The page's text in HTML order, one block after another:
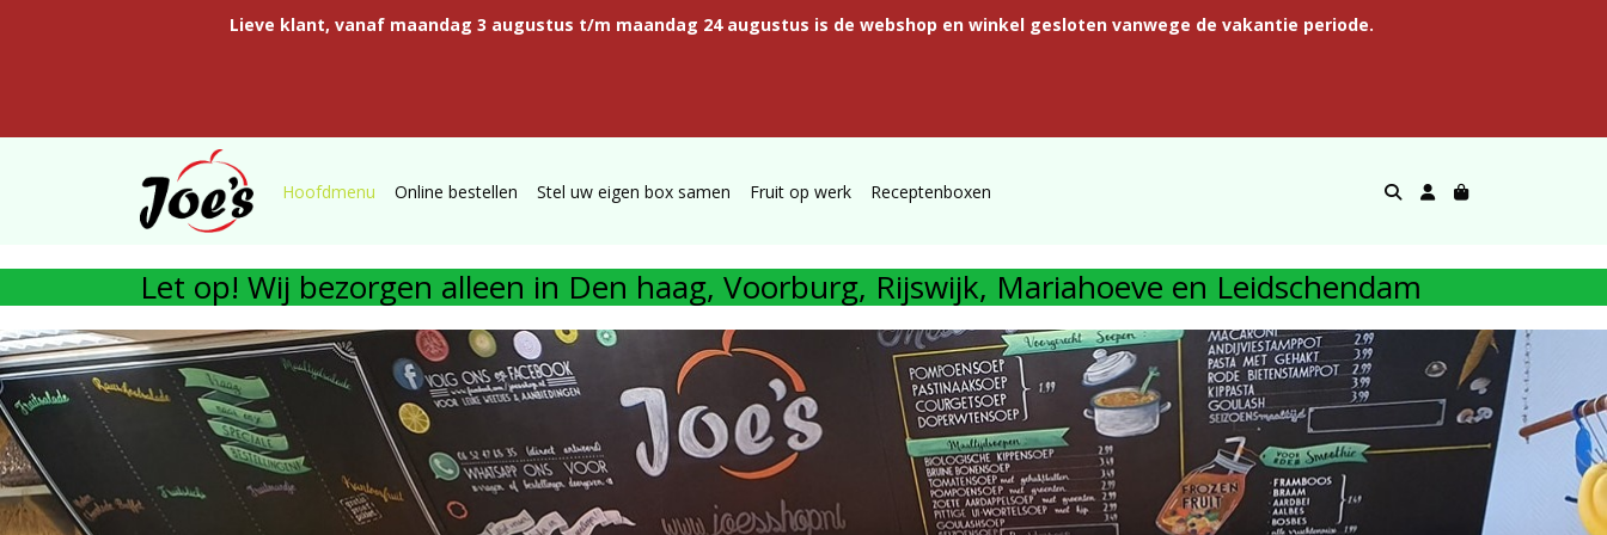
Lieve klant, vanaf maandag 3 augustus t/m maandag 24 augustus is de webshop en winkel gesloten vanwege de vakantie periode.
Hoofdmenu Online bestellen Stel uw eigen box samen Fruit op werk Receptenboxen
Let op! Wij bezorgen alleen in Den haag, Voorburg, Rijswijk, Mariahoeve en Leidschendam